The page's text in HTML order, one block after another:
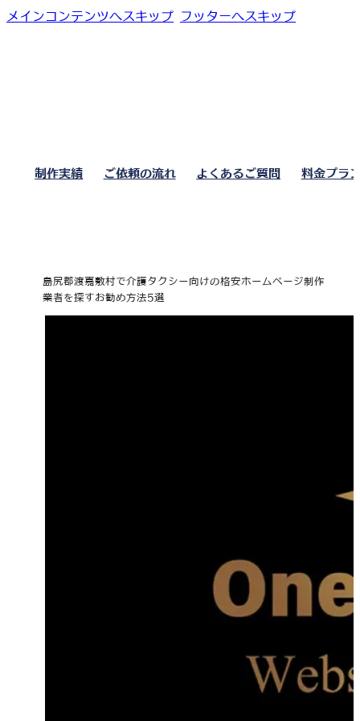
メインコンテンツへスキップ フッターへスキップ
制作実績 ご依頼の流れ よくあるご質問 料金プラ
島尻郡渡嘉敷村で介護タクシー向けの格安ホームページ制作
業者を探すお勧め方法5選